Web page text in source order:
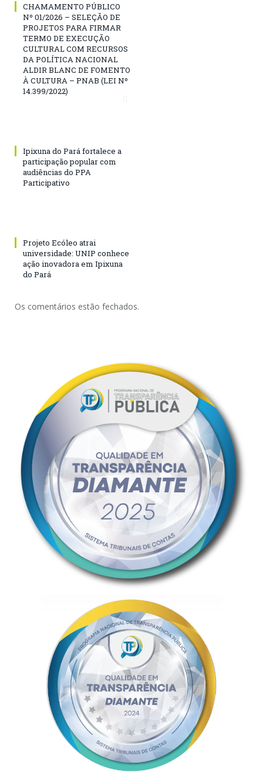
CHAMAMENTO PÚBLICO
Nº 01/2026 – SELEÇÃO DE
PROJETOS PARA FIRMAR
TERMO DE EXECUÇÃO
CULTURAL COM RECURSOS
DA POLÍTICA NACIONAL
ALDIR BLANC DE FOMENTO
À CULTURA – PNAB (LEI Nº
14.399/2022)
Ipixuna do Pará fortalece a
participação popular com
audiências do PPA
Participativo
Projeto Ecóleo atrai
universidade: UNIP conhece
ação inovadora em Ipixuna
do Pará
Os comentários estão fechados.